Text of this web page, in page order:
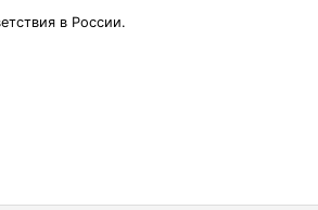
в России.